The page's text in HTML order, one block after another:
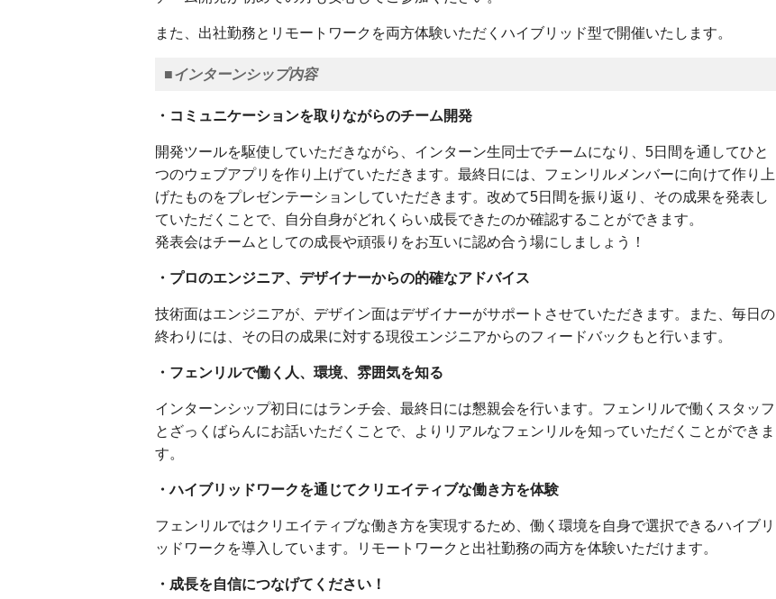
また、出社勤務とリモートワークを両方体験いただくハイブリッド型で開催いたします。
■インターンシップ内容
・コミュニケーションを取りながらのチーム開発
開発ツールを駆使していただきながら、インターン生同士でチームになり、5日間を通してひと
つのウェブアプリを作り上げていただきます。最終日には、フェンリルメンバーに向けて作り上
げたものをプレゼンテーションしていただきます。改めて5日間を振り返り、その成果を発表し
ていただくことで、自分自身がどれくらい成長できたのか確認することができます。
発表会はチームとしての成長や頑張りをお互いに認め合う場にしましょう！
・プロのエンジニア、デザイナーからの的確なアドバイス
技術面はエンジニアが、デザイン面はデザイナーがサポートさせていただきます。また、毎日の
終わりには、その日の成果に対する現役エンジニアからのフィードバックもと行います。
・フェンリルで働く人、環境、雰囲気を知る
インターンシップ初日にはランチ会、最終日には懇親会を行います。フェンリルで働くスタッフ
とざっくばらんにお話いただくことで、よりリアルなフェンリルを知っていただくことができま
す。
・ハイブリッドワークを通じてクリエイティブな働き方を体験
フェンリルではクリエイティブな働き方を実現するため、働く環境を自身で選択できるハイブリ
ッドワークを導入しています。リモートワークと出社勤務の両方を体験いただけます。
・成長を自信につなげてください！